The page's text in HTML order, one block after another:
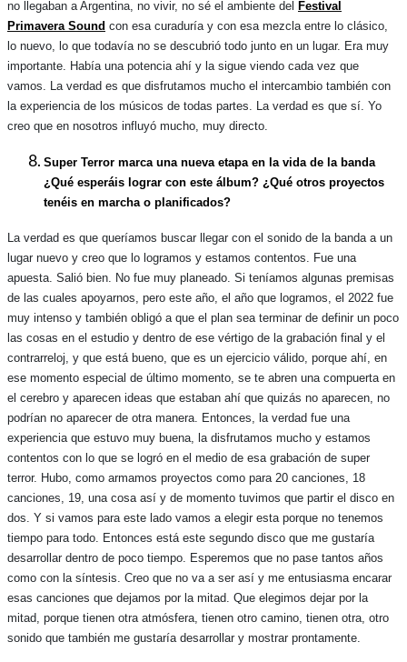
no llegaban a Argentina, no vivir, no sé el ambiente del Festival
Primavera Sound con esa curaduría y con esa mezcla entre lo clásico,
lo nuevo, lo que todavía no se descubrió todo junto en un lugar. Era muy
importante. Había una potencia ahí y la sigue viendo cada vez que
vamos. La verdad es que disfrutamos mucho el intercambio también con
la experiencia de los músicos de todas partes. La verdad es que sí. Yo
creo que en nosotros influyó mucho, muy directo.
Super Terror marca una nueva etapa en la vida de la banda
¿Qué esperáis lograr con este álbum? ¿Qué otros proyectos
tenéis en marcha o planificados?
La verdad es que queríamos buscar llegar con el sonido de la banda a un
lugar nuevo y creo que lo logramos y estamos contentos. Fue una
apuesta. Salió bien. No fue muy planeado. Si teníamos algunas premisas
de las cuales apoyarnos, pero este año, el año que logramos, el 2022 fue
muy intenso y también obligó a que el plan sea terminar de definir un poco
las cosas en el estudio y dentro de ese vértigo de la grabación final y el
contrarreloj, y que está bueno, que es un ejercicio válido, porque ahí, en
ese momento especial de último momento, se te abren una compuerta en
el cerebro y aparecen ideas que estaban ahí que quizás no aparecen, no
podrían no aparecer de otra manera. Entonces, la verdad fue una
experiencia que estuvo muy buena, la disfrutamos mucho y estamos
contentos con lo que se logró en el medio de esa grabación de super
terror. Hubo, como armamos proyectos como para 20 canciones, 18
canciones, 19, una cosa así y de momento tuvimos que partir el disco en
dos. Y si vamos para este lado vamos a elegir esta porque no tenemos
tiempo para todo. Entonces está este segundo disco que me gustaría
desarrollar dentro de poco tiempo. Esperemos que no pase tantos años
como con la síntesis. Creo que no va a ser así y me entusiasma encarar
esas canciones que dejamos por la mitad. Que elegimos dejar por la
mitad, porque tienen otra atmósfera, tienen otro camino, tienen otra, otro
sonido que también me gustaría desarrollar y mostrar prontamente.